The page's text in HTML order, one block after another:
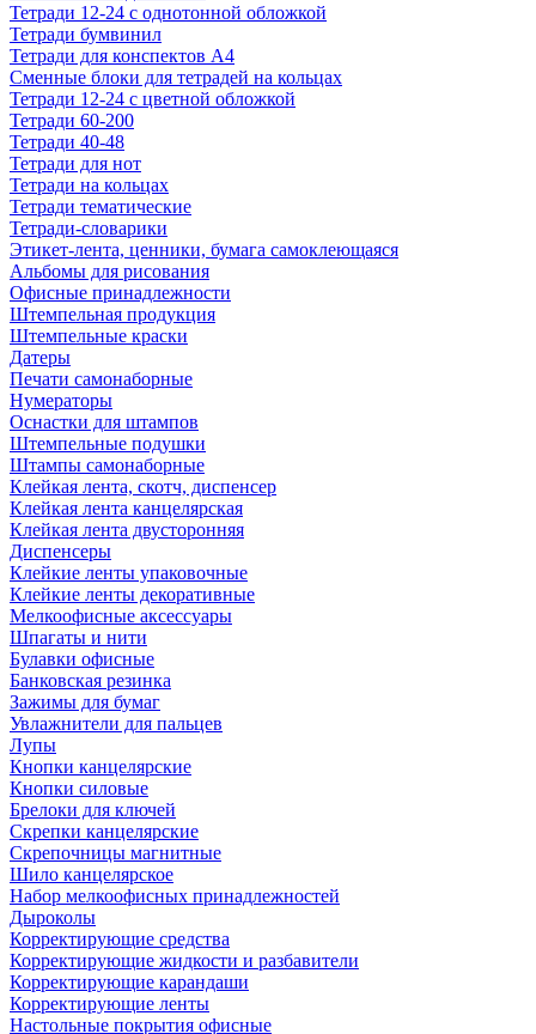
Тетради 12-24 с однотонной обложкой
Тетради бумвинил
Тетради для конспектов А4
Сменные блоки для тетрадей на кольцах
Тетради 12-24 с цветной обложкой
Тетради 60-200
Тетради 40-48
Тетради для нот
Тетради на кольцах
Тетради тематические
Тетради-словарики
Этикет-лента, ценники, бумага самоклеющаяся
Альбомы для рисования
Офисные принадлежности
Штемпельная продукция
Штемпельные краски
Датеры
Печати самонаборные
Нумераторы
Оснастки для штампов
Штемпельные подушки
Штампы самонаборные
Клейкая лента, скотч, диспенсер
Клейкая лента канцелярская
Клейкая лента двусторонняя
Диспенсеры
Клейкие ленты упаковочные
Клейкие ленты декоративные
Мелкоофисные аксессуары
Шпагаты и нити
Булавки офисные
Банковская резинка
Зажимы для бумаг
Увлажнители для пальцев
Лупы
Кнопки канцелярские
Кнопки силовые
Брелоки для ключей
Скрепки канцелярские
Скрепочницы магнитные
Шило канцелярское
Набор мелкоофисных принадлежностей
Дыроколы
Корректирующие средства
Корректирующие жидкости и разбавители
Корректирующие карандаши
Корректирующие ленты
Настольные покрытия офисные